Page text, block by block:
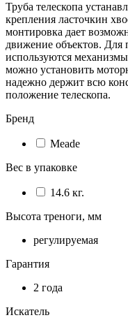
Труба телескопа
крепления ласточкин
монтировка дает
движение объектов. Для
используются
можно установить
надежно держит всю
положение телескопа.
Бренд
Meade
Вес в упаковке
14.6 кг.
Высота треноги, мм
регулируемая
Гарантия
2 года
Искатель